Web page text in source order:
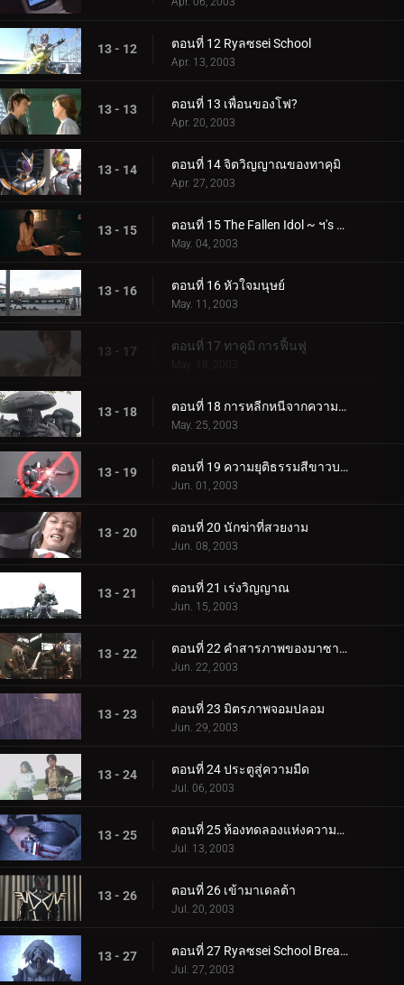
13 - 12 ตอนที่ 12 Ryลซsei School
Apr. 13, 2003
13 - 13 ตอนที่ 13 เพื่อนของโฟ?
Apr. 20, 2003
13 - 14 ตอนที่ 14 จิตวิญญาณของทาคุมิ
Apr. 27, 2003
13 - 15 ตอนที่ 15 The Fallen Idol ~ ฯ's vs. ฯ
May. 04, 2003
13 - 16 ตอนที่ 16 หัวใจมนุษย์
May. 11, 2003
13 - 17 ตอนที่ 17 ทาคูมิ การฟื้นฟู
May. 18, 2003
13 - 18 ตอนที่ 18 การหลีกหนีจากความตายอย่างแคบ
May. 25, 2003
13 - 19 ตอนที่ 19 ความยุติธรรมสีขาวบริสุทธิ์
Jun. 01, 2003
13 - 20 ตอนที่ 20 นักฆ่าที่สวยงาม
Jun. 08, 2003
13 - 21 ตอนที่ 21 เร่งวิญญาณ
Jun. 15, 2003
13 - 22 ตอนที่ 22 คำสารภาพของมาซาโตะ
Jun. 22, 2003
13 - 23 ตอนที่ 23 มิตรภาพจอมปลอม
Jun. 29, 2003
13 - 24 ตอนที่ 24 ประตูสู่ความมืด
Jul. 06, 2003
13 - 25 ตอนที่ 25 ห้องทดลองแห่งความมืด
Jul. 13, 2003
13 - 26 ตอนที่ 26 เข้ามาเดลต้า
Jul. 20, 2003
13 - 27 ตอนที่ 27 Ryลซsei School Breaks Up
Jul. 27, 2003